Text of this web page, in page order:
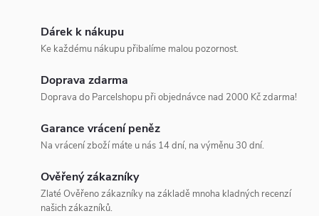
Dárek k nákupu
Ke každému nákupu přibalíme malou pozornost.
Doprava zdarma
Doprava do Parcelshopu při objednávce nad 2000 Kč zdarma!
Garance vrácení peněz
Na vrácení zboží máte u nás 14 dní, na výměnu 30 dní.
Ověřený zákazníky
Zlaté Ověřeno zákazníky na základě mnoha kladných recenzí
našich zákazníků.